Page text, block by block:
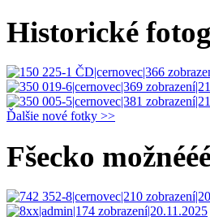
Historické
Ďalšie nové fotky >>
Fšecko